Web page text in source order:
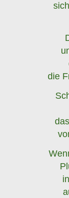
die